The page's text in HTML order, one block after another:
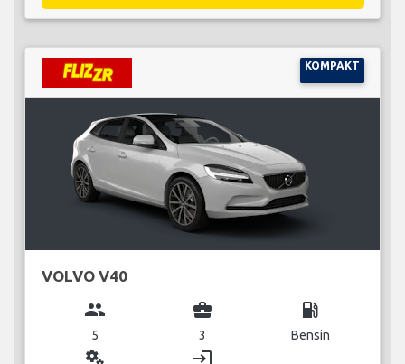
KOMPAKT
VOLVO V40
group
5
business_center
3
local_gas_station
Bensin
miscellaneous_services login